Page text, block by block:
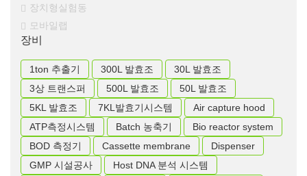
장치형실험동
모바일랩
장비
1ton 추출기 300L 발효조
30L 발효조
3상 트랜스퍼
500L 발효조
50L 발효조
5KL 발효조
7KL발효기시스템
Air capture hood
ATP측정시스템
Batch 농축기
Bio reactor system
BOD 측정기
Cassette membrane
Dispenser
GMP 시설공사
Host DNA 분석 시스템